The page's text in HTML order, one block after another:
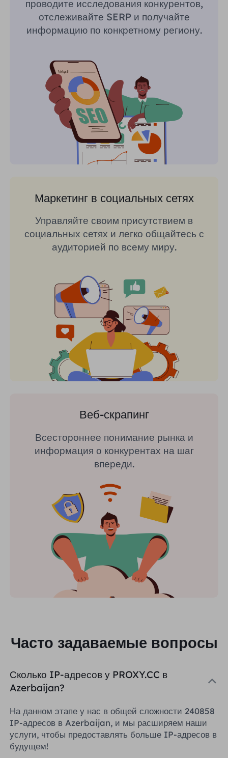
проводите исследования конкурентов,
отслеживайте SERP и получайте
информацию по конкретному региону.
Маркетинг в социальных сетях
Управляйте своим присутствием в
социальных сетях и легко общайтесь с
аудиторией по всему миру.
Веб-скрапинг
Всестороннее понимание рынка и
информация о конкурентах на шаг
впереди.
Часто задаваемые вопросы
Сколько IP-адресов у PROXY.CC в
Azerbaijan?
На данном этапе у нас в общей сложности 240858
IP-адресов в Azerbaijan, и мы расширяем наши
услуги, чтобы предоставлять больше IP-адресов в
будущем!